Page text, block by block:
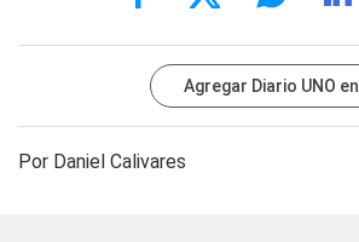
Agregar Diario UNO en
Por Daniel Calivares